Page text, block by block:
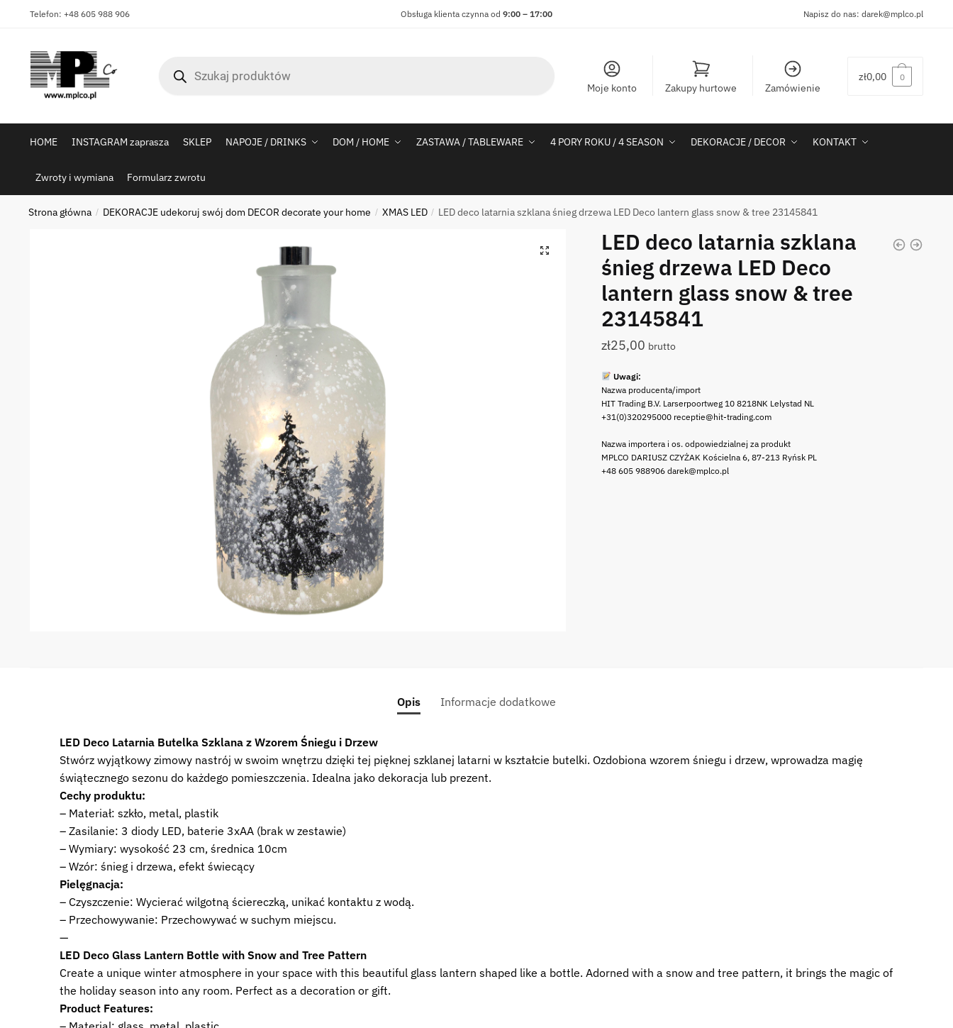
Telefon: +48 605 988 906 Obsługa klienta czynna od 9:00 – 17:00 Napisz do nas:darek@mplco.pl
produktów
Moje konto Zakupy hurtowe Zamówienie
zł0,00 0
HOME INSTAGRAM zaprasza SKLEP NAPOJE / DRINKS DOM / HOME ZASTAWA / TABLEWARE 4 PORY ROKU / 4 SEASON DEKORACJE / DECOR KONTAKT
Zwroty i wymiana Formularz zwrotu
Strona główna / DEKORACJE udekoruj swój dom DECOR decorate your home / XMAS LED / LED deco latarnia szklana śnieg drzewa LED Deco lantern glass snow & tree 23145841
LED deco latarnia szklana
śnieg drzewa LED Deco
lantern glass snow & tree
23145841
zł25,00 brutto
Uwagi:
Nazwa producenta/import
HIT Trading B.V. Larserpoortweg 10 8218NK Lelystad NL
+31(0)320295000 receptie@hit-trading.com
Nazwa importera i os. odpowiedzialnej za produkt
MPLCO DARIUSZ CZYŻAK Kościelna 6, 87-213 Ryńsk PL
+48 605 988906 darek@mplco.pl
Opis Informacje dodatkowe
LED Deco Latarnia Butelka Szklana z Wzorem Śniegu i Drzew
Stwórz wyjątkowy zimowy nastrój w swoim wnętrzu dzięki tej pięknej szklanej latarni w kształcie butelki. Ozdobiona wzorem śniegu i drzew, wprowadza magię
świątecznego sezonu do każdego pomieszczenia. Idealna jako dekoracja lub prezent.
Cechy produktu:
– Materiał: szkło, metal, plastik
– Zasilanie: 3 diody LED, baterie 3xAA (brak w zestawie)
– Wymiary: wysokość 23 cm, średnica 10cm
– Wzór: śnieg i drzewa, efekt świecący
Pielęgnacja:
– Czyszczenie: Wycierać wilgotną ściereczką, unikać kontaktu z wodą.
– Przechowywanie: Przechowywać w suchym miejscu.
—
LED Deco Glass Lantern Bottle with Snow and Tree Pattern
Create a unique winter atmosphere in your space with this beautiful glass lantern shaped like a bottle. Adorned with a snow and tree pattern, it brings the magic of
the holiday season into any room. Perfect as a decoration or gift.
Product Features: